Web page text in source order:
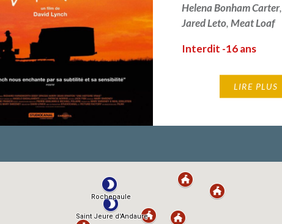
Helena Bonham Carter,
Jared Leto,Meat Loaf
Interdit -16 ans
LIRE PLUS